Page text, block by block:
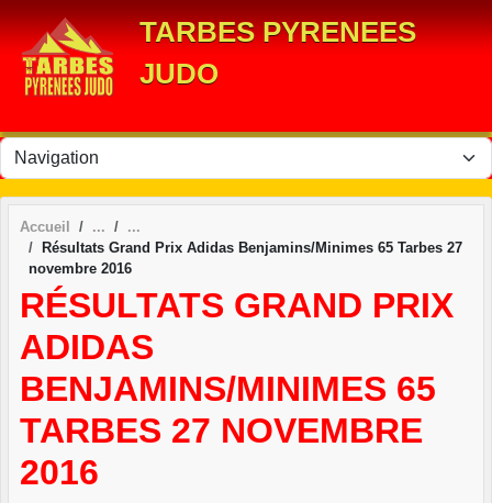
TARBES PYRENEES
JUDO
Accueil
Résultats Grand Prix Adidas Benjamins/Minimes 65 Tarbes 27
novembre 2016
RÉSULTATS GRAND PRIX
ADIDAS
BENJAMINS/MINIMES 65
TARBES 27 NOVEMBRE
2016
Panneau de gestion des cookies